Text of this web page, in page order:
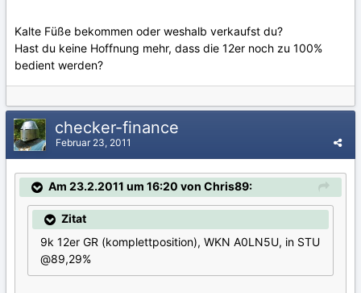
Kalte Füße bekommen oder weshalb verkaufst du?
Hast du keine Hoffnung mehr, dass die 12er noch zu 100%
bedient werden?
checker-finance
Februar 23, 2011
Am 23.2.2011 um 16:20 von Chris89:
Zitat
9k 12er GR (komplettposition), WKN A0LN5U, in STU
@89,29%